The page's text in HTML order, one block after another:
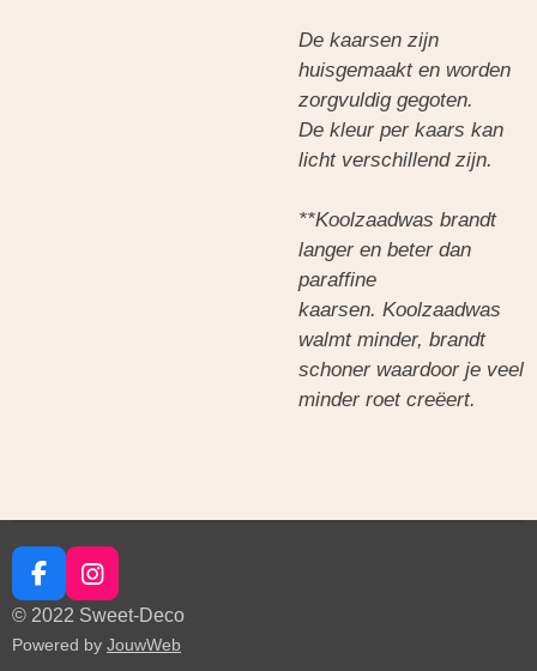
De kaarsen zijn
huisgemaakt en worden
zorgvuldig gegoten.
De kleur per kaars kan
licht verschillend zijn.
**Koolzaadwas brandt
langer en beter dan
paraffine
kaarsen. Koolzaadwas
walmt minder, brandt
schoner waardoor je veel
minder roet creëert.
F
a
e
I
n
t
© 2022 Sweet-Deco
Powered by JouwWeb